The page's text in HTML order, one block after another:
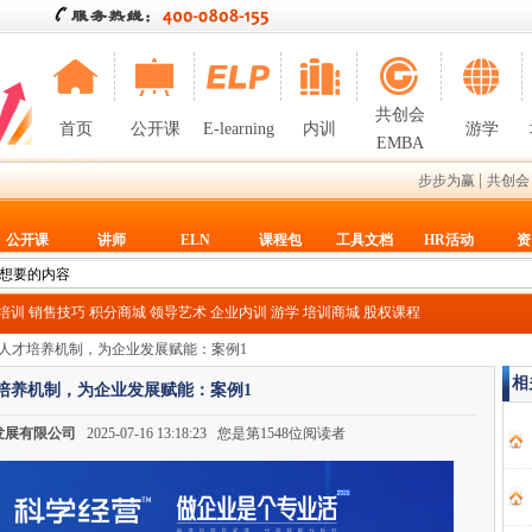
首页 公开课 E-learning 内训
共创会
EMBA
游学
步步为赢 共创会
公开课 讲师 ELN 课程包 工具文档 HR活动
训 销售技巧 积分商城 领导艺术 企业内训 游学 培训商城 股权课程
才培养机制，为企业发展赋能：案例1
养机制，为企业发展赋能：案例1
有限公司 2025-07-16 13:18:23 您是第1548位阅读者
相